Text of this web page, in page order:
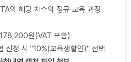
의 해당 차수의 정규 교육 과정
원(VAT 포함)
신청 시 "10%(교육생할인)" 선택